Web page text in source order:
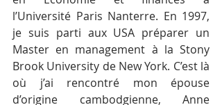
l’Université Paris Nanterre. En 1997,
je suis parti aux USA préparer un
Master en management à la Stony
Brook University de New York. C’est là
où j’ai rencontré mon épouse
d’origine cambodgienne, Anne